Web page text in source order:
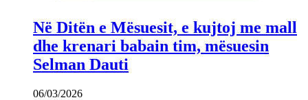
Në Ditën e Mësuesit, e kujtoj me mall
dhe krenari babain tim, mësuesin
Selman Dauti
06/03/2026